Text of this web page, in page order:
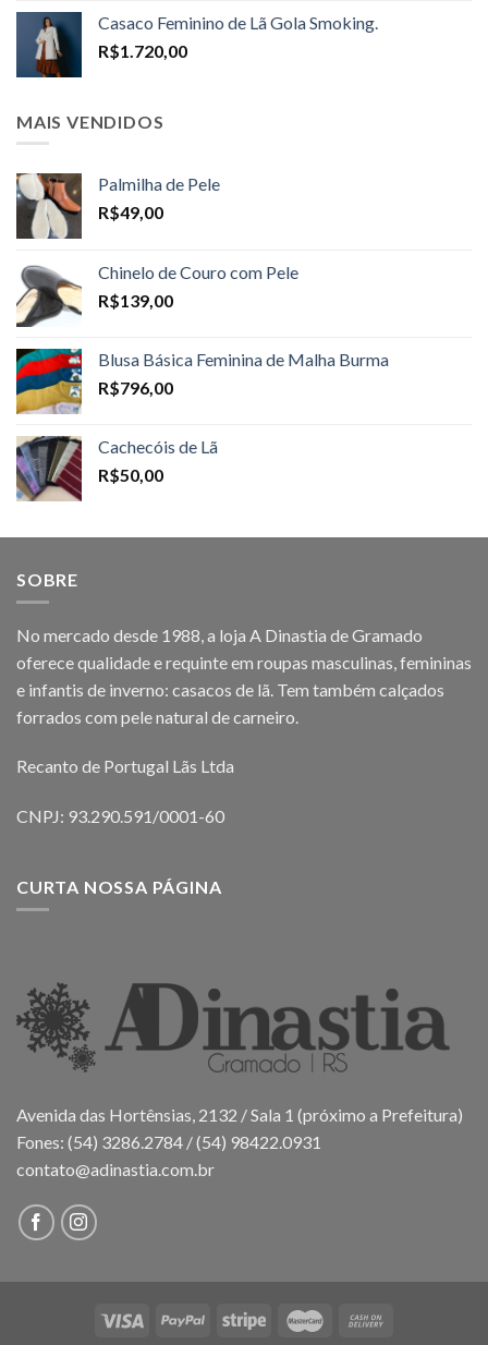
through
Casaco Feminino de Lã Gola Smoking.
R$1.720,00
MAIS VENDIDOS
Palmilha de Pele
R$49,00
Chinelo de Couro com Pele
R$139,00
Blusa Básica Feminina de Malha Burma
R$796,00
Cachecóis de Lã
R$50,00
SOBRE
No mercado desde 1988, a loja A Dinastia de Gramado
oferece qualidade e requinte em roupas masculinas, femininas
e infantis de inverno: casacos de lã. Tem também calçados
forrados com pele natural de carneiro.
Recanto de Portugal Lãs Ltda
CNPJ: 93.290.591/0001-60
CURTA NOSSA PÁGINA
Avenida das Hortênsias, 2132 / Sala 1 (próximo a Prefeitura)
Fones: (54) 3286.2784 / (54) 98422.0931
contato@adinastia.com.br